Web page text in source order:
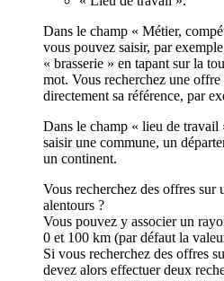
Dans le champ « Métier,
vous pouvez saisir, par
« brasserie » en tapant sur la
mot. Vous recherchez une offre
directement sa référence, par
Dans le champ « lieu de
saisir une commune, un
un continent.
Vous recherchez des offres sur
alentours ?
Vous pouvez y associer un
0 et 100 km (par défaut la
Si vous recherchez des offres
devez alors effectuer deux